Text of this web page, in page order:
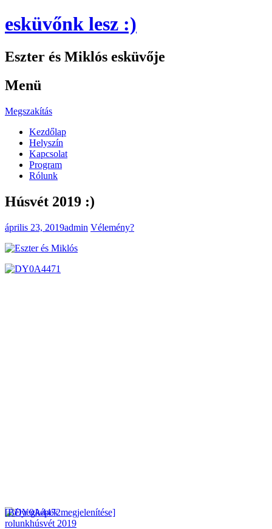
esküvőnk lesz :)
Eszter és Miklós esküvője
Menü
Megszakítás
Kezdőlap
Helyszín
Kapcsolat
Program
Rólunk
Húsvét 2019 :)
április 23, 2019admin Vélemény?
[Bélyegképek megjelenítése]
rolunkhúsvét 2019